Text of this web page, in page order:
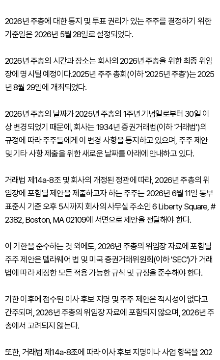
2026년 주총에 대한 통지 및 투표 권리가 있는 주주를 결정하기 위한
기준일은 2026년 5월 28일로 설정되었다.
2026년 주총의 시간과 장소는 회사의 2026년 주총을 위한 최종 위임
장에 명시될 예정이다.2025년 주주 총회(이하 '2025년 주총')는 2025
년 8월 29일에 개최되었다.
2026년 주총의 날짜가 2025년 주총의 1주년 기념일로부터 30일 이
상 변경되었기 때문에, 회사는 1934년 증권거래법(이하 '거래법')의
규정에 따라 주주들에게 이 변경 사항을 통지하고 있으며, 주주 제안
및 기타 사항 제출을 위한 새로운 날짜를 아래에 안내하고 있다.
거래법 제14a-8조 및 회사의 개정된 정관에 따라, 2026년 주총의 위
임장에 포함될 제안을 제출하고자 하는 주주는 2026년 6월 11일 동부
표준시 기준 오후 5시까지 회사의 사무실 주소인 6 Liberty Square, #
2382, Boston, MA 02109에 서면으로 제안을 전달해야 한다.
이 기한을 준수하는 것 외에도, 2026년 주총의 위임장 자료에 포함될
주주 제안은 델라웨어 법 및 미국 증권거래위원회(이하 'SEC')가 거래
법에 따라 제정한 모든 적용 가능한 규칙 및 규정을 준수해야 한다.
기한 이후에 접수된 이사 후보 지명 및 주주 제안은 적시성이 없다고
간주되며, 2026년 주총의 위임장 자료에 포함되지 않으며, 2026년 주
총에서 고려되지 않는다.
또한, 거래법 제14a-8조에 따라 이사 후보 지명이나 사업 항목을 202